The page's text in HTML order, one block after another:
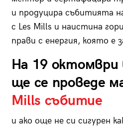
и продуцира събитията
с Les Mills и наистина
прави с енергия, която е
На 19 октомври
ще се проведе
Mills събитие
и ако още не си сигурен